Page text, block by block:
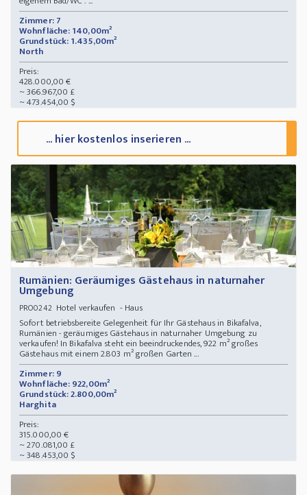
Zimmer: 7
Wohnfläche: 140,00m²
Grundstück: 1.435,00m²
North
Preis:
428.000,00 €
~ 366.967,00 £
~ 473.454,00 $
... hier kostenlos inserieren ...
Rumänien: Geräumiges Gästehaus in naturnaher
Umgebung
PRO0242Hotel verkaufen - Haus
Sofort betriebsbereite Gelegenheit für Ihr Gästehaus in Bikafalva,
Rumänien - geräumiges Gästehaus in naturnaher Umgebung zu
verkaufen! In Bikafalva steht ein beeindruckendes, 922 m² großes
Gästehaus mit einem 2.803 m² großen Garten ...
Zimmer: 9
Wohnfläche: 922,00m²
Grundstück: 2.800,00m²
Harghita
Preis:
315.000,00 €
~ 270.081,00 £
~ 348.453,00 $